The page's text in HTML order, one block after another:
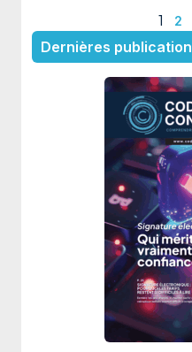
1 2
Dernières